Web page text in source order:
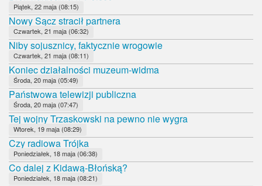
Piątek, 22 maja (08:15)
Nowy Sącz stracił partnera
Czwartek, 21 maja (06:32)
Niby sojusznicy, faktycznie wrogowie
Czwartek, 21 maja (08:11)
Koniec działalności muzeum-widma
Środa, 20 maja (05:49)
Państwowa telewizji publiczna
Środa, 20 maja (07:47)
Tej wojny Trzaskowski na pewno nie wygra
Wtorek, 19 maja (08:29)
Czy radiowa Trójka
Poniedziałek, 18 maja (06:38)
Co dalej z Kidawą-Błońską?
Poniedziałek, 18 maja (08:21)